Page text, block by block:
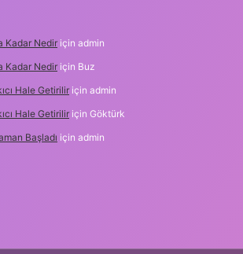
Kadar Nedir için admin
Kadar Nedir için Buz
Hale Getirilir için admin
Hale Getirilir için Göktürk
Başladı için admin